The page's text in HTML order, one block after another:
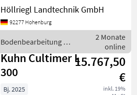
serienmäßiger Ausrüstung -
Zinken mit automatischer
Steinsicherung - Karbid 80 /
Durc
Höllriegl Landtechnik GmbH
92277 Hohenburg
Bodenbearbeitung /
Kuhn
2 Monate
online
Kuhn Cultimer L
300
15.767,50
€
inkl. 19%
Bj. 2025